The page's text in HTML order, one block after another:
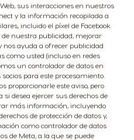
sus interacciones en nuestros
y la información recopilada a
incluido el píxel de Facebook.
nuestra publicidad, mejorar
ayuda a ofrecer publicidad
como usted (incluso en redes
un controlador de datos en
para este procesamiento.
proporcionarle este aviso, pero
si desea ejercer sus derechos de
más información, incluyendo
de protección de datos y,
como controlador de datos
de Meta, a la que se puede
Finland
Germany
German
Guatemala